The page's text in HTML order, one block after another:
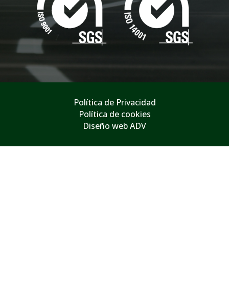
Política de Privacidad
Política de cookies
Diseño web ADV